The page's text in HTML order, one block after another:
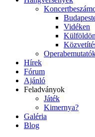
Vidéken
Külföldön
Hírek
Fórum
Ajánló
Feladványok
Játék
Kimernya?
Galéria
Blog